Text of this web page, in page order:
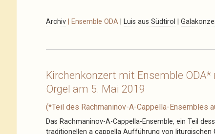
Archiv| Ensemble ODA| Luis aus Südtirol
Kirchenkonzert mit Ensemble
Orgel am 5. Mai 2019
(*Teil des Rachmaninov-A-Cappella-Ensembles
Das Rachmaninov-A-Cappella-Ensemble, ein Teil
traditionellen a cappella Aufführung von liturgischen